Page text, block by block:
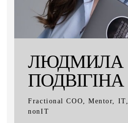
ЛЮДМИЛА
ПОДВІГІНА
Fractional COO, Mentor, IT,
nonIT